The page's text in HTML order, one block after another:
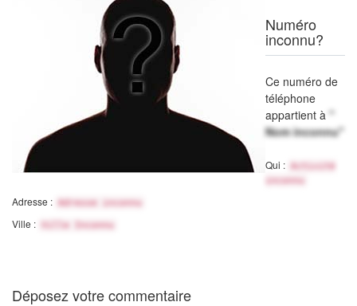
Numéro
inconnu?
Ce numéro de
téléphone
appartient à "
Nom inconnu"
Qui :
Activité
inconnu
Adresse : Adresse inconnu
Ville : Ville Inconnu
Déposez votre commentaire